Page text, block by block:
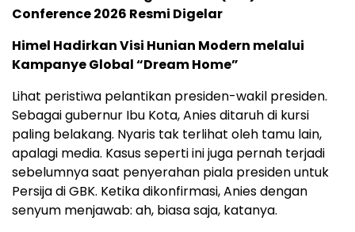
Conference 2026 Resmi Digelar
Himel Hadirkan Visi Hunian Modern melalui
Kampanye Global “Dream Home”
Lihat peristiwa pelantikan presiden-wakil presiden.
Sebagai gubernur Ibu Kota, Anies ditaruh di kursi
paling belakang. Nyaris tak terlihat oleh tamu lain,
apalagi media. Kasus seperti ini juga pernah terjadi
sebelumnya saat penyerahan piala presiden untuk
Persija di GBK. Ketika dikonfirmasi, Anies dengan
senyum menjawab: ah, biasa saja, katanya.